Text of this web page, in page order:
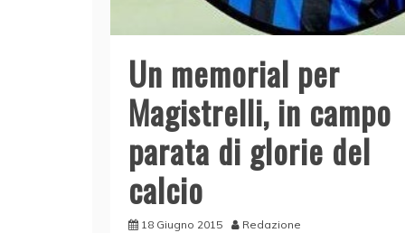
Un memorial per
Magistrelli, in campo
parata di glorie del
calcio
18 Giugno 2015 Redazione